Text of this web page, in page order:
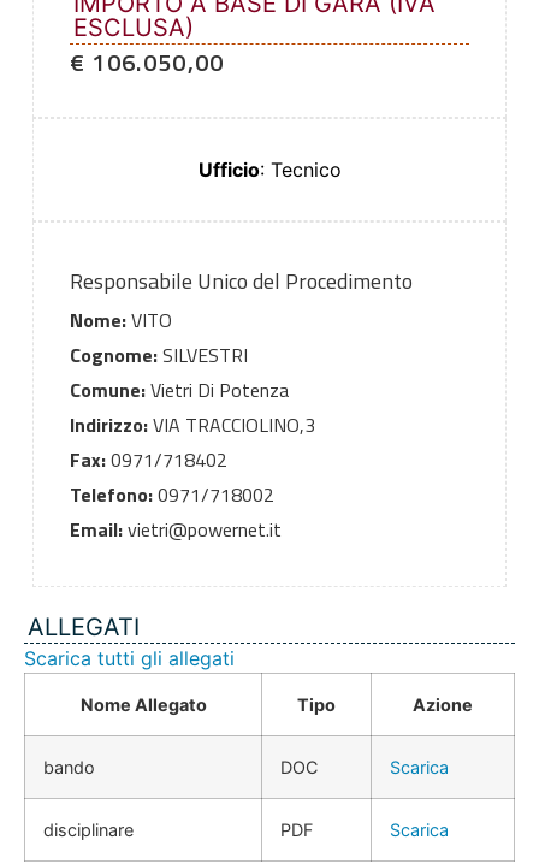
ESCLUSA)
€ 106.050,00
Ufficio: Tecnico
Responsabile Unico del Procedimento
Nome:VITO
Cognome:SILVESTRI
Comune:Vietri Di Potenza
Indirizzo:VIA TRACCIOLINO,3
Fax:0971/718402
Telefono:0971/718002
Email:vietri@powernet.it
ALLEGATI
Scarica tutti gli allegati
Nome Allegato Tipo Azione
bando DOC Scarica
disciplinare PDF Scarica